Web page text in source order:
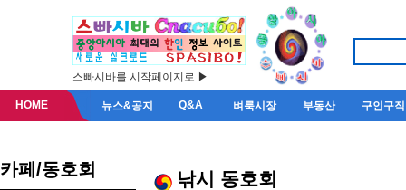
스빠시바를 시작페이지로 ▶
HOME 뉴스&공지 Q&A 벼룩시장 부동산 구인구직
카페/동호회 낚시 동호회